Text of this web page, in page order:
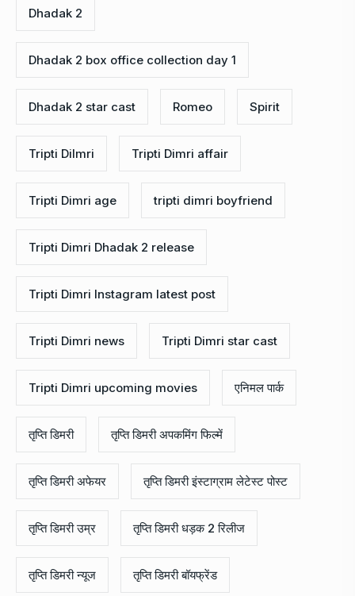
Dhadak 2
Dhadak 2 box office collection day 1
Dhadak 2 star cast Romeo Spirit
Tripti Dilmri Tripti Dimri affair
Tripti Dimri age tripti dimri boyfriend
Tripti Dimri Dhadak 2 release
Tripti Dimri Instagram latest post
Tripti Dimri news Tripti Dimri star cast
Tripti Dimri upcoming movies एनिमल पार्क
तृप्ति डिमरी तृप्ति डिमरी अपकमिंग फिल्में
तृप्ति डिमरी अफेयर तृप्ति डिमरी इंस्टाग्राम लेटेस्ट पोस्ट
तृप्ति डिमरी उम्र तृप्ति डिमरी धड़क 2 रिलीज
तृप्ति डिमरी न्यूज तृप्ति डिमरी बॉयफ्रेंड